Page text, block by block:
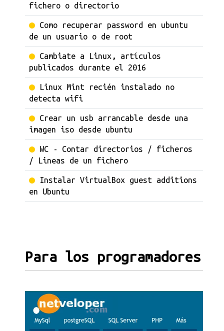
fichero o directorio
Como recuperar password en ubuntu
de un usuario o de root
Cambiate a Linux, artículos
publicados durante el 2016
Linux Mint recién instalado no
detecta wifi
Crear un usb arrancable desde una
imagen iso desde ubuntu
WC - Contar directorios / ficheros
/ Lineas de un fichero
Instalar VirtualBox guest additions
en Ubuntu
Para los programadores